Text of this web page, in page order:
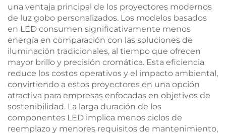
una ventaja principal de los proyectores modernos
de luz gobo personalizados. Los modelos basados
en LED consumen significativamente menos
energía en comparación con las soluciones de
iluminación tradicionales, al tiempo que ofrecen
mayor brillo y precisión cromática. Esta eficiencia
reduce los costos operativos y el impacto ambiental,
convirtiendo a estos proyectores en una opción
atractiva para empresas enfocadas en objetivos de
sostenibilidad. La larga duración de los
componentes LED implica menos ciclos de
reemplazo y menores requisitos de mantenimiento,